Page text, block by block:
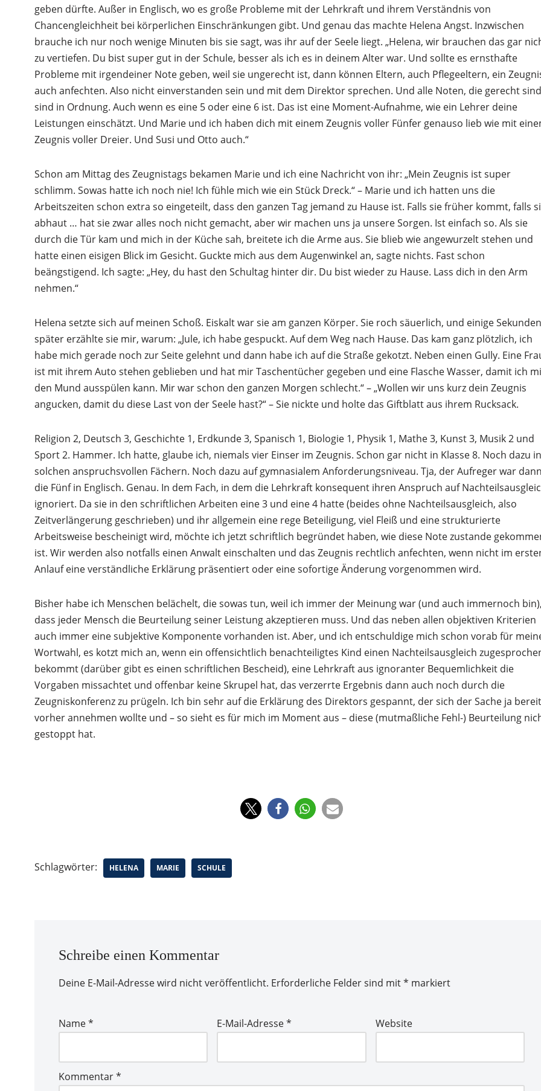
geben dürfte. Außer in Englisch, wo es große Probleme mit der Lehrkraft und ihrem Verständnis von
Chancengleichheit bei körperlichen Einschränkungen gibt. Und genau das machte Helena Angst. Inzwischen
brauche ich nur noch wenige Minuten bis sie sagt, was ihr auf der Seele liegt. „Helena, wir brauchen das gar
zu vertiefen. Du bist super gut in der Schule, besser als ich es in deinem Alter war. Und sollte es ernsthafte
Probleme mit irgendeiner Note geben, weil sie ungerecht ist, dann können Eltern, auch Pflegeeltern, ein
auch anfechten. Also nicht einverstanden sein und mit dem Direktor sprechen. Und alle Noten, die gerecht
sind in Ordnung. Auch wenn es eine 5 oder eine 6 ist. Das ist eine Moment-Aufnahme, wie ein Lehrer deine
Leistungen einschätzt. Und Marie und ich haben dich mit einem Zeugnis voller Fünfer genauso lieb wie mit
Zeugnis voller Dreier. Und Susi und Otto auch.“
Schon am Mittag des Zeugnistags bekamen Marie und ich eine Nachricht von ihr: „Mein Zeugnis ist super
schlimm. Sowas hatte ich noch nie! Ich fühle mich wie ein Stück Dreck.“ – Marie und ich hatten uns die
Arbeitszeiten schon extra so eingeteilt, dass den ganzen Tag jemand zu Hause ist. Falls sie früher kommt, falls
abhaut … hat sie zwar alles noch nicht gemacht, aber wir machen uns ja unsere Sorgen. Ist einfach so. Als sie
durch die Tür kam und mich in der Küche sah, breitete ich die Arme aus. Sie blieb wie angewurzelt stehen und
hatte einen eisigen Blick im Gesicht. Guckte mich aus dem Augenwinkel an, sagte nichts. Fast schon
beängstigend. Ich sagte: „Hey, du hast den Schultag hinter dir. Du bist wieder zu Hause. Lass dich in den Arm
nehmen.“
Helena setzte sich auf meinen Schoß. Eiskalt war sie am ganzen Körper. Sie roch säuerlich, und einige Sekunden
später erzählte sie mir, warum: „Jule, ich habe gespuckt. Auf dem Weg nach Hause. Das kam ganz plötzlich, ich
habe mich gerade noch zur Seite gelehnt und dann habe ich auf die Straße gekotzt. Neben einen Gully. Eine
ist mit ihrem Auto stehen geblieben und hat mir Taschentücher gegeben und eine Flasche Wasser, damit ich
den Mund ausspülen kann. Mir war schon den ganzen Morgen schlecht.“ – „Wollen wir uns kurz dein Zeugnis
angucken, damit du diese Last von der Seele hast?“ – Sie nickte und holte das Giftblatt aus ihrem Rucksack.
Religion 2, Deutsch 3, Geschichte 1, Erdkunde 3, Spanisch 1, Biologie 1, Physik 1, Mathe 3, Kunst 3, Musik 2 und
Sport 2. Hammer. Ich hatte, glaube ich, niemals vier Einser im Zeugnis. Schon gar nicht in Klasse 8. Noch dazu in
solchen anspruchsvollen Fächern. Noch dazu auf gymnasialem Anforderungsniveau. Tja, der Aufreger war dann
die Fünf in Englisch. Genau. In dem Fach, in dem die Lehrkraft konsequent ihren Anspruch auf
ignoriert. Da sie in den schriftlichen Arbeiten eine 3 und eine 4 hatte (beides ohne Nachteilsausgleich, also
Zeitverlängerung geschrieben) und ihr allgemein eine rege Beteiligung, viel Fleiß und eine strukturierte
Arbeitsweise bescheinigt wird, möchte ich jetzt schriftlich begründet haben, wie diese Note zustande
ist. Wir werden also notfalls einen Anwalt einschalten und das Zeugnis rechtlich anfechten, wenn nicht im
Anlauf eine verständliche Erklärung präsentiert oder eine sofortige Änderung vorgenommen wird.
Bisher habe ich Menschen belächelt, die sowas tun, weil ich immer der Meinung war (und auch immernoch bin),
dass jeder Mensch die Beurteilung seiner Leistung akzeptieren muss. Und das neben allen objektiven Kriterien
auch immer eine subjektive Komponente vorhanden ist. Aber, und ich entschuldige mich schon vorab für
Wortwahl, es kotzt mich an, wenn ein offensichtlich benachteiligtes Kind einen Nachteilsausgleich
bekommt (darüber gibt es einen schriftlichen Bescheid), eine Lehrkraft aus ignoranter Bequemlichkeit die
Vorgaben missachtet und offenbar keine Skrupel hat, das verzerrte Ergebnis dann auch noch durch die
Zeugniskonferenz zu prügeln. Ich bin sehr auf die Erklärung des Direktors gespannt, der sich der Sache ja
vorher annehmen wollte und – so sieht es für mich im Moment aus – diese (mutmaßliche Fehl-) Beurteilung
gestoppt hat.
Schlagwörter: HELENA MARIE SCHULE
Schreibe einen Kommentar
Deine E-Mail-Adresse wird nicht veröffentlicht. Erforderliche Felder sind mit* markiert
Name* E-Mail-Adresse* Website
Kommentar*